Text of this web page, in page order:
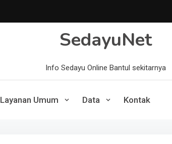
SedayuNet
Info Sedayu Online Bantul sekitarnya
Layanan Umum Data Kontak